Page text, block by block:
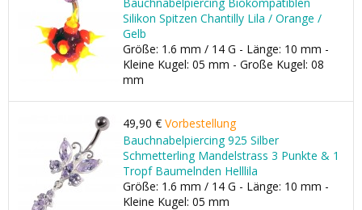
Silikon Spitzen Chantilly Lila / Orange /
Gelb
Größe: 1.6 mm / 14 G - Länge: 10 mm -
Kleine Kugel: 05 mm - Große Kugel: 08
mm
49,90 € Vorbestellung
Bauchnabelpiercing 925 Silber
Schmetterling Mandelstrass 3 Punkte & 1
Tropf Baumelnden Helllila
Größe: 1.6 mm / 14 G - Länge: 10 mm -
Kleine Kugel: 05 mm